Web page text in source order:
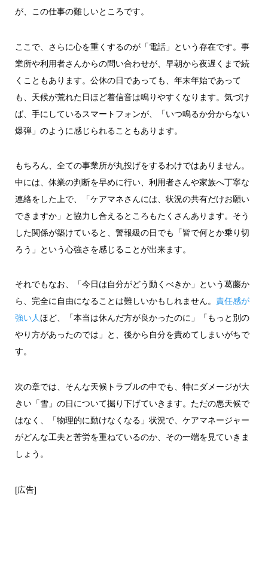
が、この仕事の難しいところです。
ここで、さらに心を重くするのが「電話」という存在です。事
業所や利用者さんからの問い合わせが、早朝から夜遅くまで続
くこともあります。公休の日であっても、年末年始であって
も、天候が荒れた日ほど着信音は鳴りやすくなります。気づけ
ば、手にしているスマートフォンが、「いつ鳴るか分からない
爆弾」のように感じられることもあります。
もちろん、全ての事業所が丸投げをするわけではありません。
中には、休業の判断を早めに行い、利用者さんや家族へ丁寧な
連絡をした上で、「ケアマネさんには、状況の共有だけお願い
できますか」と協力し合えるところもたくさんあります。そう
した関係が築けていると、警報級の日でも「皆で何とか乗り切
ろう」という心強さを感じることが出来ます。
それでもなお、「今日は自分がどう動くべきか」という葛藤か
ら、完全に自由になることは難しいかもしれません。 責任感が
強い人ほど、「本当は休んだ方が良かったのに」「もっと別の
やり方があったのでは」と、後から自分を責めてしまいがちで
す。
次の章では、そんな天候トラブルの中でも、特にダメージが大
きい「雪」の日について掘り下げていきます。ただの悪天候で
はなく、「物理的に動けなくなる」状況で、ケアマネージャー
がどんな工夫と苦労を重ねているのか、その一端を見ていきま
しょう。
[広告]